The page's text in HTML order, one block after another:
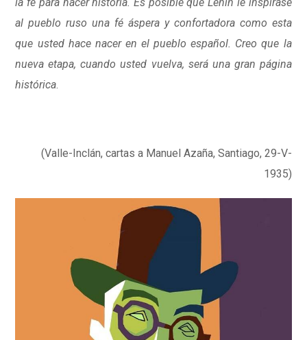
al pueblo ruso una fé áspera y confortadora como esta
que usted hace nacer en el pueblo español. Creo que la
nueva etapa, cuando usted vuelva, será una gran página
histórica
(Valle-Inclán, cartas a Manuel Azaña, Santiago, 29-V-
1935)